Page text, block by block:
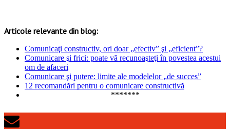
Articole relevante din blog:
Comunicaţi constructiv, ori doar „efectiv” şi „eficient”?
Comunicare şi frici: poate vă recunoaşteţi în povestea acestui
om de afaceri
Comunicare şi putere: limite ale modelelor „de succes”
12 recomandări pentru o comunicare constructivă
*******